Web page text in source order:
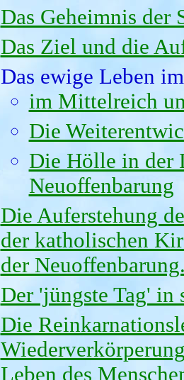
Das Geheimnis der
Das Ziel und die
Das ewige Leben
im Mittelreich
Die
Die Hölle in der
Neuoffenbarung
Die Auferstehung
der katholischen
der
Der 'jüngste Tag' in
Die
Leben des